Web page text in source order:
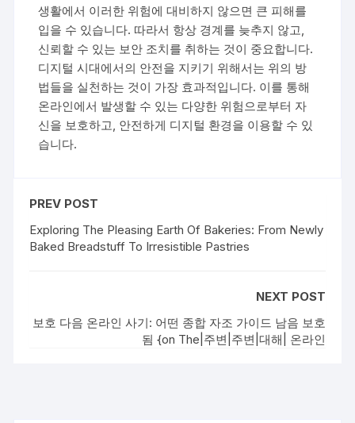
생활에서 이러한 위험에 대비하지 않으면 큰 피해를
입을 수 있습니다. 따라서 항상 경계를 늦추지 않고,
신뢰할 수 있는 보안 조치를 취하는 것이 중요합니다.
디지털 시대에서의 안전을 지키기 위해서는 위의 방
법들을 실천하는 것이 가장 효과적입니다. 이를 통해
온라인에서 발생할 수 있는 다양한 위험으로부터 자
신을 보호하고, 안전하게 디지털 환경을 이용할 수 있
습니다.
PREV POST
Exploring The Pleasing Earth Of Bakeries: From Newly
Baked Breadstuff To Irresistible Pastries
NEXT POST
보호 다음 온라인 사기: 어떤 종합 자조 가이드 남음 보호
됨 {on The|주변|주변|대해| 온라인